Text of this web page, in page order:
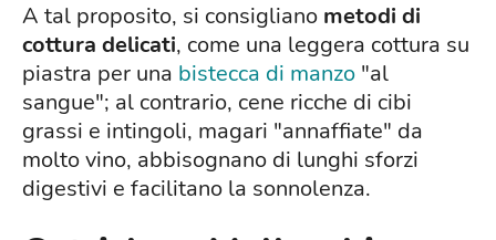
A tal proposito, si consigliano metodi di
cottura delicati, come una leggera cottura su
piastra per una bistecca di manzo "al
sangue"; al contrario, cene ricche di cibi
grassi e intingoli, magari "annaffiate" da
molto vino, abbisognano di lunghi sforzi
digestivi e facilitano la sonnolenza.